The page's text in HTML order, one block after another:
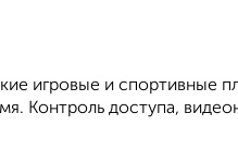
игровые и спортивные
Контроль доступа,